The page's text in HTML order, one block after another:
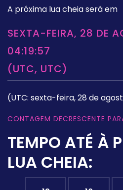
A próxima lua cheia será em
SEXTA-FEIRA, 28 DE
04:19:57
(UTC, UTC)
(UTC: sexta-feira, 28 de
CONTAGEM DECRESCENTE
TEMPO ATÉ À
LUA CHEIA: